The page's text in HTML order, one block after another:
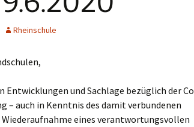
mit dir
Laternenausstellung
Rheinschule
und Sachlage bezüglich der
– auch in Kenntnis des damit verbundenen
eines verantwortungsvollen